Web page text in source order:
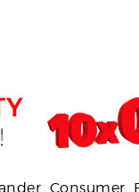
Consumer